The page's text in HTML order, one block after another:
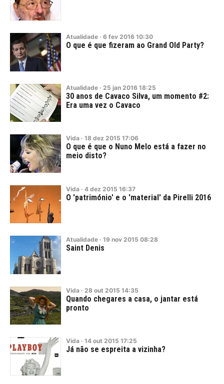
Atualidade · 6 fev 2016 10:30
O que é que fizeram ao Grand Old Party?
Atualidade · 25 jan 2016 18:25
30 anos de Cavaco Silva, um momento #2:
Era uma vez o Cavaco
Vida · 18 dez 2015 17:06
O que é que o Nuno Melo está a fazer no
meio disto?
Vida · 4 dez 2015 16:37
O 'património' e o 'material' da Pirelli 2016
Atualidade · 19 nov 2015 08:28
Saint Denis
Vida · 28 out 2015 14:35
Quando chegares a casa, o jantar está
pronto
Vida · 14 out 2015 17:25
Já não se espreita a vizinha?